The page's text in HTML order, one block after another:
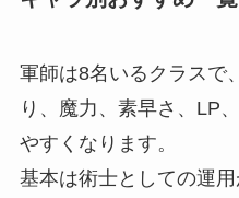
軍師は8名いるクラスで
り、魔力、素早さ、LP
やすくなります。
基本は術士としての運